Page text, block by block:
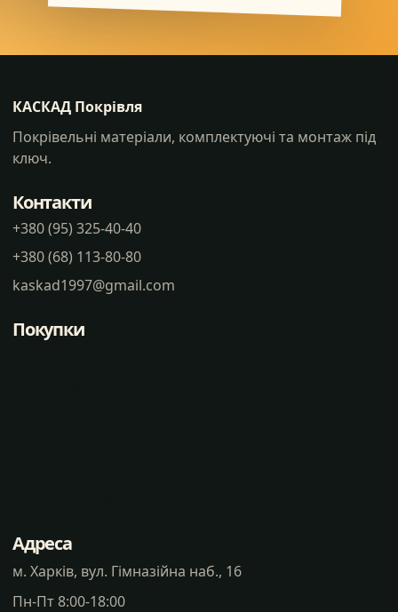
КАСКАД Покрівля
Покрівельні матеріали, комплектуючі та монтаж під
ключ.
Контакти
+380 (95) 325-40-40
+380 (68) 113-80-80
kaskad1997@gmail.com
Покупки
Адреса
м. Харків, вул. Гімназійна наб., 16
Пн-Пт 8:00-18:00